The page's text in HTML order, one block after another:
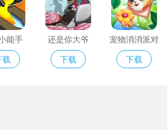
能手
载
还是你大爷
下载
宠物消消派对
下载